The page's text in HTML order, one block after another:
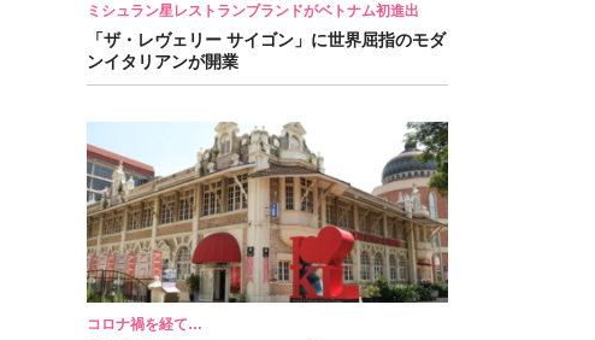
ミシュラン星レストランブランドがベトナム初進出
「ザ・レヴェリー サイゴン」に世界屈指のモダ
ンイタリアンが開業
コロナ禍を経て…